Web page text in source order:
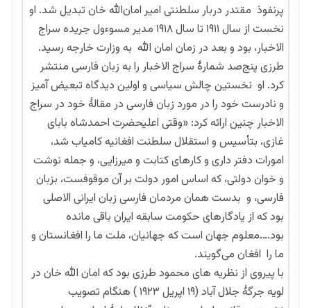
پرنفوذ مقتدر دربار سلطنتی امیر امان‌الله خان تبدیل شد. او
نخست از سال ۱۹۱۱ تا سال ۱۹۱۸ مدیر مسوءول جریده سراج
الاخبار، بود و بعد در زمان امان الله به وزارت خارجه رسید.
طرزی پنج‌صد شمارۀ سراج الاخبار را به زبان فارسی منتشر
کرد. او نخستین چالش سیاسی و اولین دیدگاه تبعیض آمیز
و نادرست خود را در مورد زبان فارسی در مقالۀ خود در سراج
الاخبار چنین ارائه کرد: «وقتی اعلیحضرت احمدشاه بابای
غازی، بتأسیس و استقلال سلطنت افغانیه کامیاب شد،
امورات دفتر داری و کارهای کتابت و میرزایی، و جمله نوشت
و خوان دولتی، که اساس امور دولت بر آن موقوفست، بزبان
فارسی، و بدست همان مردمان فارسی زبان ایرانی الاصلی
بود که از یادگارهای حکومت سابقه ایران باقی مانده
بود….معلوم جهان است که جهانیان، ملت ما را افغانستان و
ما را افغان می‌گویند.
با پیروی از نظریه های محمود طرزی بود که امان الله خان در
لویه جرگۀ جلال آباد (۱۹ اپریل ۱۹۲۳ ) هنگام تصویب